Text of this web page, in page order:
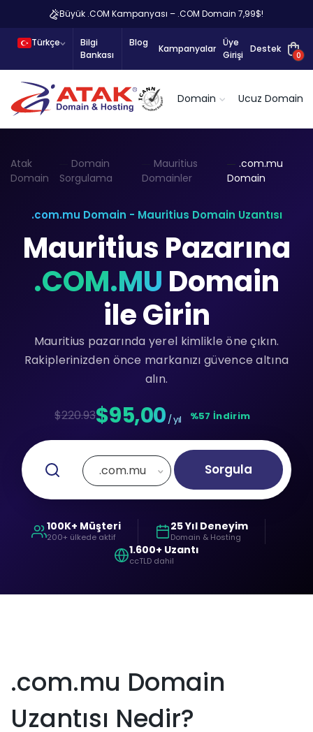
Büyük .COM Kampanyası – .COM Domain 7,99$!
Türkçe
Bilgi
Bankası
Blog
Kampanyalar
Üye
Girişi
Destek
0
Domain Ucuz Domain
Atak
Domain
Domain
Sorgulama
Mauritius
Domainler
.com.mu
Domain
.com.mu Domain - Mauritius Domain Uzantısı
Mauritius Pazarına
.COM.MU Domain
ile Girin
Mauritius pazarında yerel kimlikle öne çıkın.
Rakiplerinizden önce markanızı güvence altına
alın.
$220.93$95,00 / yıl %57 İndirim
.com.mu Sorgula
100K+ Müşteri
200+ ülkede aktif
25 Yıl Deneyim
Domain & Hosting
1.600+ Uzantı
ccTLD dahil
.com.mu Domain
Uzantısı Nedir?